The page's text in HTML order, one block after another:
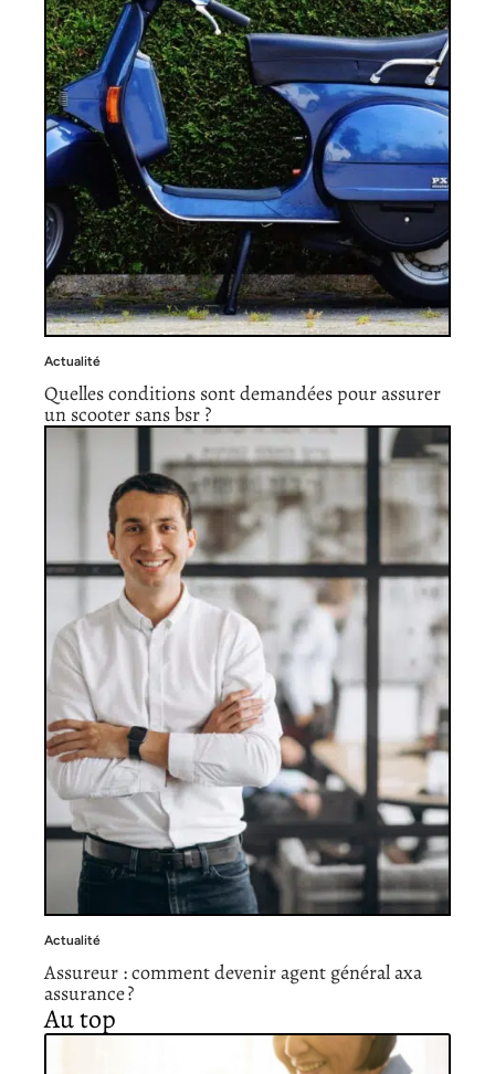
Actualité
Quelles conditions sont demandées pour assurer
un scooter sans bsr ?
Actualité
Assureur : comment devenir agent général axa
assurance ?
Au top